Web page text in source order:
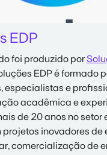
EDP
foi produzido por
EDPé formado
especialistas e
acadêmica e
de 20 anos no setor
projetos inovadores de
comercialização de